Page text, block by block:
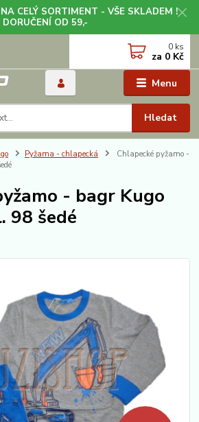
CELÝ SORTIMENT - VŠE SKLADEM !
DORUČENÍ OD 59,-
Menu
Hledat
0 ks
za 0 Kč
Pyžama - chlapecká
Chlapecké pyžamo -
- bagr Kugo
98 šedé